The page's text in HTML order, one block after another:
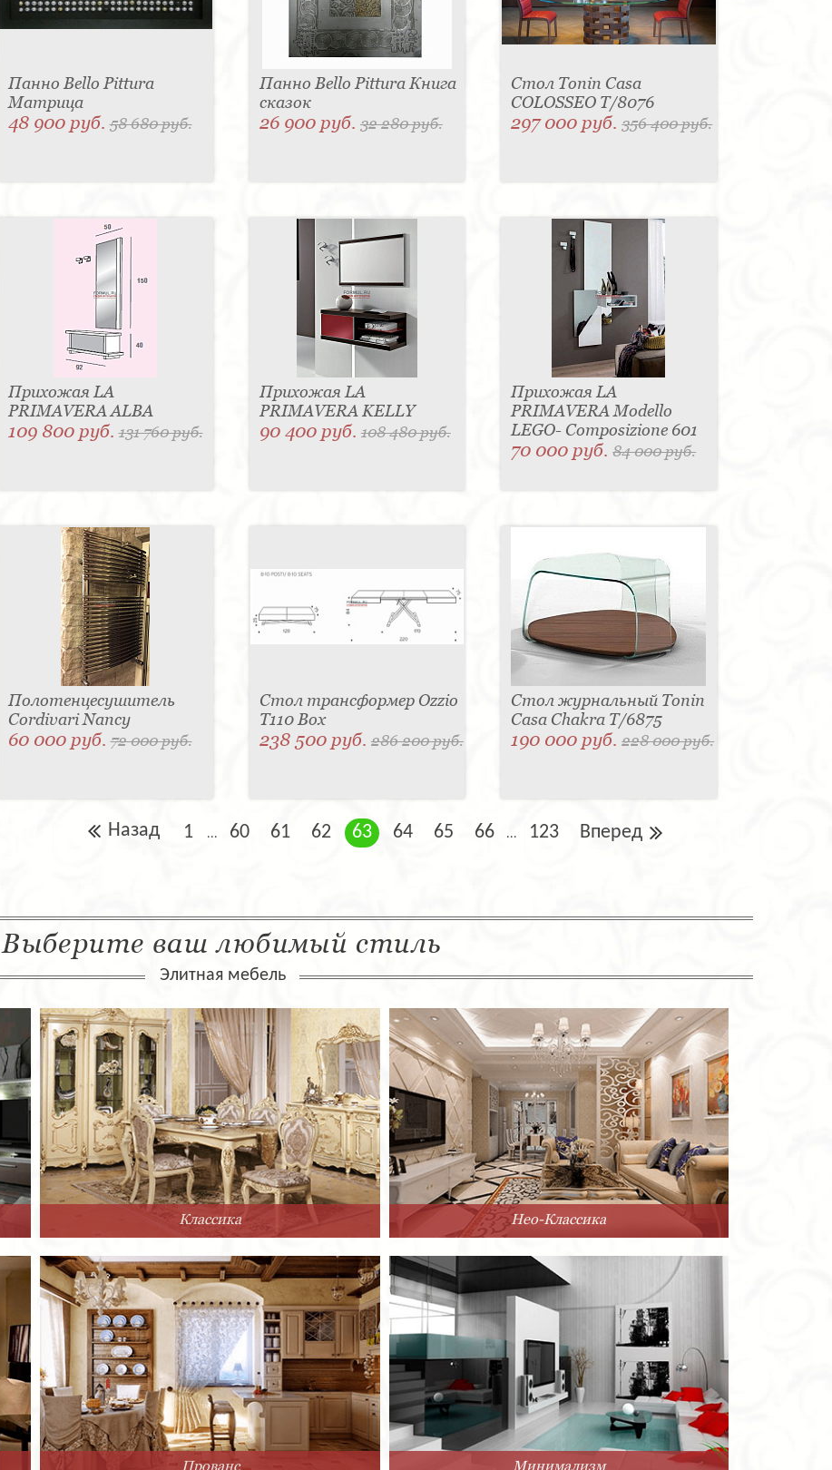
Панно Bello Pittura
Матрица
48 900 руб.58 680 руб.
Панно Bello Pittura Книга
сказок
26 900 руб. 32 280 руб.
Стол Tonin Casa
COLOSSEO T/8076
297 000 руб.356 400 руб.
Прихожая LA
PRIMAVERA ALBA
109 800 руб.131 760 руб.
Прихожая LA
PRIMAVERA KELLY
90 400 руб. 108 480 руб.
Прихожая LA
PRIMAVERA Modello
LEGO- Composizione 601
70 000 руб.84 000 руб.
Полотенцесушитель
Cordivari Nancy
60 000 руб.72 000 руб.
Стол трансформер Ozzio
T110 Box
238 500 руб. 286 200 руб.
Стол журнальный Tonin
Casa Chakra T/6875
190 000 руб.228 000 руб.
Назад 1 ... 60 61 62 63 64 65 66 ... 123 Вперед
Выберите ваш любимый стиль
Элитная мебель
Классика Нео-Классика
Прованс Минимализм